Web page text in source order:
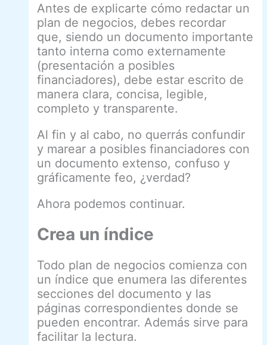
Antes de explicarte cómo redactar un
plan de negocios, debes recordar
que, siendo un documento importante
tanto interna como externamente
(presentación a posibles
financiadores), debe estar escrito de
manera clara, concisa, legible,
completo y transparente.
Al fin y al cabo, no querrás confundir
y marear a posibles financiadores con
un documento extenso, confuso y
gráficamente feo, ¿verdad?
Ahora podemos continuar.
Crea un índice
Todo plan de negocios comienza con
un índice que enumera las diferentes
secciones del documento y las
páginas correspondientes donde se
pueden encontrar. Además sirve para
facilitar la lectura.